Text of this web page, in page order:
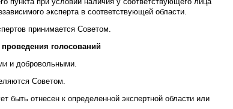
эксперта в соответствующей области.
принимается Советом.
голосований
и добровольными.
Советом.
быть отнесен к определенной экспертной области или